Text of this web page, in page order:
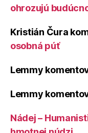
ohrozujú
Kristián Čura
osobná púť
Lemmy
Lemmy
Nádej –